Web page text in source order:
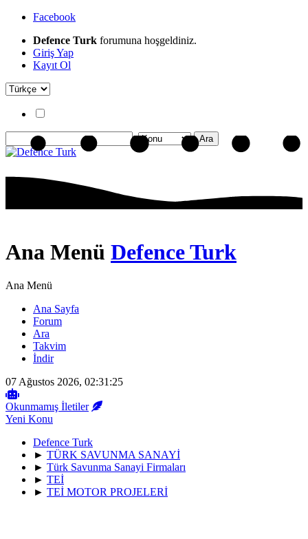
Facebook
Defence Turk forumuna hoşgeldiniz.
Giriş Yap
Kayıt Ol
Ana Menü Defence Turk
Ana Menü
Ana Sayfa
Forum
Ara
Takvim
İndir
07 Ağustos 2026, 02:31:25
Okunmamış İletiler
Yeni Konu
Defence Turk
► TÜRK SAVUNMA SANAYİ
► Türk Savunma Sanayi Firmaları
► TEİ
► TEİ MOTOR PROJELERİ